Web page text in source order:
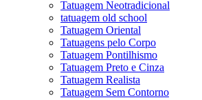
Tatuagem Neotradicional
tatuagem old school
Tatuagem Oriental
Tatuagens pelo Corpo
Tatuagem Pontilhismo
Tatuagem Preto e Cinza
Tatuagem Realista
Tatuagem Sem Contorno